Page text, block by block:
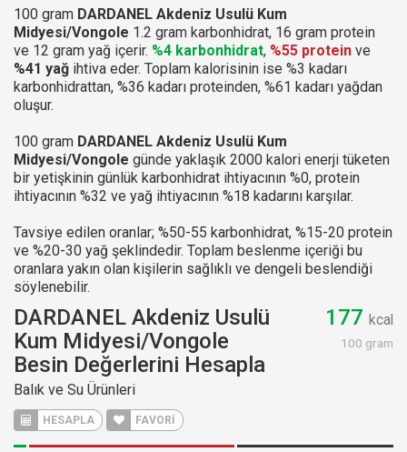
100 gram DARDANEL Akdeniz Usulü Kum
Midyesi/Vongole 1.2 gram karbonhidrat, 16 gram protein
ve 12 gram yağ içerir. %4 karbonhidrat, %55 protein ve
%41 yağ ihtiva eder. Toplam kalorisinin ise %3 kadarı
karbonhidrattan, %36 kadarı proteinden, %61 kadarı yağdan
oluşur.
100 gram DARDANEL Akdeniz Usulü Kum
Midyesi/Vongole günde yaklaşık 2000 kalori enerji tüketen
bir yetişkinin günlük karbonhidrat ihtiyacının %0, protein
ihtiyacının %32 ve yağ ihtiyacının %18 kadarını karşılar.
Tavsiye edilen oranlar; %50-55 karbonhidrat, %15-20 protein
ve %20-30 yağ şeklindedir. Toplam beslenme içeriği bu
oranlara yakın olan kişilerin sağlıklı ve dengeli beslendiği
söylenebilir.
DARDANEL Akdeniz Usulü
Kum Midyesi/Vongole
Besin Değerlerini Hesapla
Balık ve Su Ürünleri
HESAPLA FAVORİ
177 kcal
100 gram